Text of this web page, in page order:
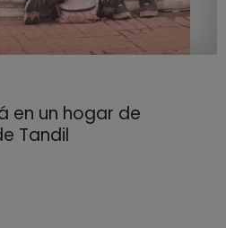
en un hogar de
Tandil